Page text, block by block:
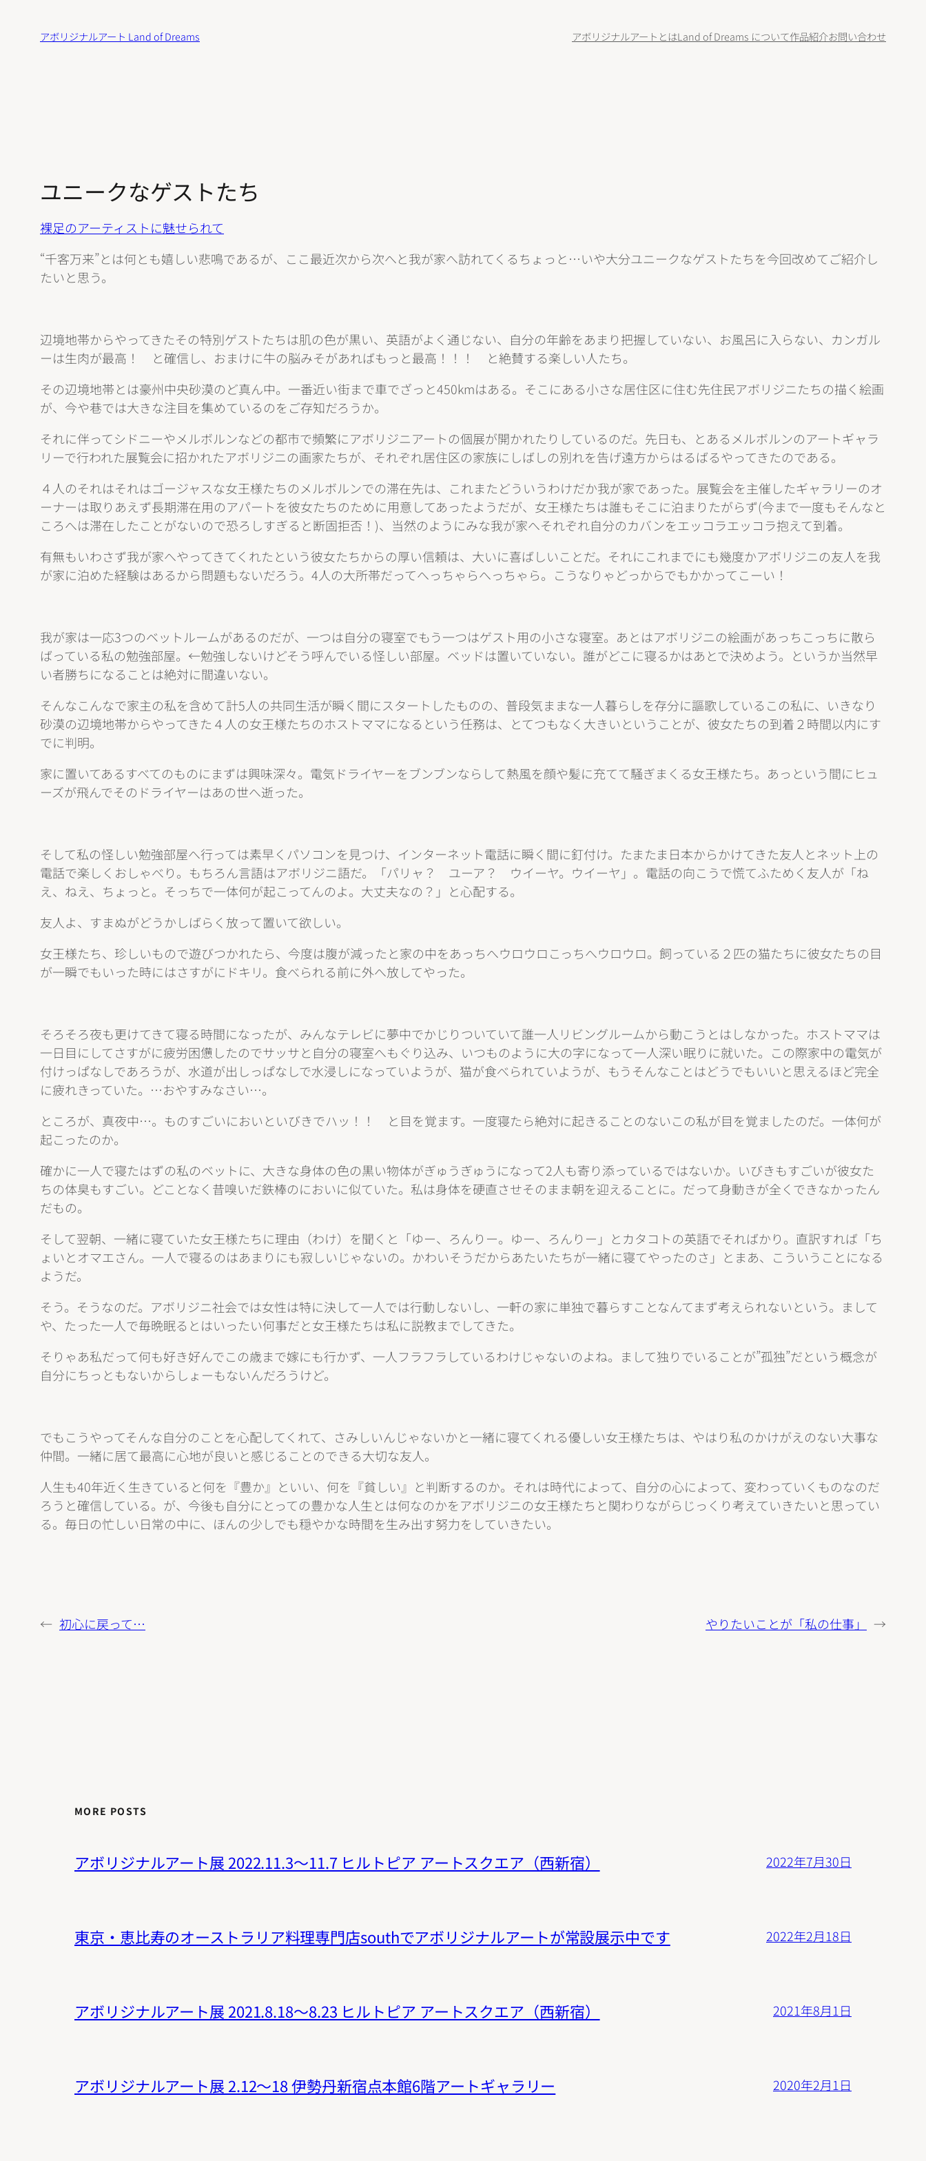
アボリジナルアート Land of Dreams アボリジナルアートとはLand of Dreams について作品紹介お問い合わせ
ユニークなゲストたち
裸足のアーティストに魅せられて
“千客万来”とは何とも嬉しい悲鳴であるが、ここ最近次から次へと我が家へ訪れてくるちょっと…いや大分ユニークなゲストたちを今回改めてご紹介し
たいと思う。
辺境地帯からやってきたその特別ゲストたちは肌の色が黒い、英語がよく通じない、自分の年齢をあまり把握していない、お風呂に入らない、カンガル
ーは生肉が最高！ と確信し、おまけに牛の脳みそがあればもっと最高！！！ と絶賛する楽しい人たち。
その辺境地帯とは豪州中央砂漠のど真ん中。一番近い街まで車でざっと450kmはある。そこにある小さな居住区に住む先住民アボリジニたちの描く絵画
が、今や巷では大きな注目を集めているのをご存知だろうか。
それに伴ってシドニーやメルボルンなどの都市で頻繁にアボリジニアートの個展が開かれたりしているのだ。先日も、とあるメルボルンのアートギャラ
リーで行われた展覧会に招かれたアボリジニの画家たちが、それぞれ居住区の家族にしばしの別れを告げ遠方からはるばるやってきたのである。
４人のそれはそれはゴージャスな女王様たちのメルボルンでの滞在先は、これまたどういうわけだか我が家であった。展覧会を主催したギャラリーのオ
ーナーは取りあえず長期滞在用のアパートを彼女たちのために用意してあったようだが、女王様たちは誰もそこに泊まりたがらず(今まで一度もそんなと
ころへは滞在したことがないので恐ろしすぎると断固拒否！)、当然のようにみな我が家へそれぞれ自分のカバンをエッコラエッコラ抱えて到着。
有無もいわさず我が家へやってきてくれたという彼女たちからの厚い信頼は、大いに喜ばしいことだ。それにこれまでにも幾度かアボリジニの友人を我
が家に泊めた経験はあるから問題もないだろう。4人の大所帯だってへっちゃらへっちゃら。こうなりゃどっからでもかかってこーい！
我が家は一応3つのベットルームがあるのだが、一つは自分の寝室でもう一つはゲスト用の小さな寝室。あとはアボリジニの絵画があっちこっちに散ら
ばっている私の勉強部屋。←勉強しないけどそう呼んでいる怪しい部屋。ベッドは置いていない。誰がどこに寝るかはあとで決めよう。というか当然早
い者勝ちになることは絶対に間違いない。
そんなこんなで家主の私を含めて計5人の共同生活が瞬く間にスタートしたものの、普段気ままな一人暮らしを存分に謳歌しているこの私に、いきなり
砂漠の辺境地帯からやってきた４人の女王様たちのホストママになるという任務は、とてつもなく大きいということが、彼女たちの到着２時間以内にす
でに判明。
家に置いてあるすべてのものにまずは興味深々。電気ドライヤーをブンブンならして熱風を顔や髪に充てて騒ぎまくる女王様たち。あっという間にヒュ
ーズが飛んでそのドライヤーはあの世へ逝った。
そして私の怪しい勉強部屋へ行っては素早くパソコンを見つけ、インターネット電話に瞬く間に釘付け。たまたま日本からかけてきた友人とネット上の
電話で楽しくおしゃべり。もちろん言語はアボリジニ語だ。「パリャ？ ユーア？ ウイーヤ。ウイーヤ」。電話の向こうで慌てふためく友人が「ね
え、ねえ、ちょっと。そっちで一体何が起こってんのよ。大丈夫なの？」と心配する。
友人よ、すまぬがどうかしばらく放って置いて欲しい。
女王様たち、珍しいもので遊びつかれたら、今度は腹が減ったと家の中をあっちへウロウロこっちへウロウロ。飼っている２匹の猫たちに彼女たちの目
が一瞬でもいった時にはさすがにドキリ。食べられる前に外へ放してやった。
そろそろ夜も更けてきて寝る時間になったが、みんなテレビに夢中でかじりついていて誰一人リビングルームから動こうとはしなかった。ホストママは
一日目にしてさすがに疲労困憊したのでサッサと自分の寝室へもぐり込み、いつものように大の字になって一人深い眠りに就いた。この際家中の電気が
付けっぱなしであろうが、水道が出しっぱなしで水浸しになっていようが、猫が食べられていようが、もうそんなことはどうでもいいと思えるほど完全
に疲れきっていた。…おやすみなさい…。
ところが、真夜中…。ものすごいにおいといびきでハッ！！ と目を覚ます。一度寝たら絶対に起きることのないこの私が目を覚ましたのだ。一体何が
起こったのか。
確かに一人で寝たはずの私のベットに、大きな身体の色の黒い物体がぎゅうぎゅうになって2人も寄り添っているではないか。いびきもすごいが彼女た
ちの体臭もすごい。どことなく昔嗅いだ鉄棒のにおいに似ていた。私は身体を硬直させそのまま朝を迎えることに。だって身動きが全くできなかったん
だもの。
そして翌朝、一緒に寝ていた女王様たちに理由（わけ）を聞くと「ゆー、ろんりー。ゆー、ろんりー」とカタコトの英語でそればかり。直訳すれば「ち
ょいとオマエさん。一人で寝るのはあまりにも寂しいじゃないの。かわいそうだからあたいたちが一緒に寝てやったのさ」とまあ、こういうことになる
ようだ。
そう。そうなのだ。アボリジニ社会では女性は特に決して一人では行動しないし、一軒の家に単独で暮らすことなんてまず考えられないという。まして
や、たった一人で毎晩眠るとはいったい何事だと女王様たちは私に説教までしてきた。
そりゃあ私だって何も好き好んでこの歳まで嫁にも行かず、一人フラフラしているわけじゃないのよね。まして独りでいることが”孤独”だという概念が
自分にちっともないからしょーもないんだろうけど。
でもこうやってそんな自分のことを心配してくれて、さみしいんじゃないかと一緒に寝てくれる優しい女王様たちは、やはり私のかけがえのない大事な
仲間。一緒に居て最高に心地が良いと感じることのできる大切な友人。
人生も40年近く生きていると何を『豊か』といい、何を『貧しい』と判断するのか。それは時代によって、自分の心によって、変わっていくものなのだ
ろうと確信している。が、今後も自分にとっての豊かな人生とは何なのかをアボリジニの女王様たちと関わりながらじっくり考えていきたいと思ってい
る。毎日の忙しい日常の中に、ほんの少しでも穏やかな時間を生み出す努力をしていきたい。
← 初心に戻って… やりたいことが「私の仕事」 →
MORE POSTS
アボリジナルアート展 2022.11.3〜11.7 ヒルトピア アートスクエア（西新宿） 2022年7月30日
東京・恵比寿のオーストラリア料理専門店southでアボリジナルアートが常設展示中です 2022年2月18日
アボリジナルアート展 2021.8.18〜8.23 ヒルトピア アートスクエア（西新宿） 2021年8月1日
アボリジナルアート展 2.12〜18 伊勢丹新宿点本館6階アートギャラリー 2020年2月1日